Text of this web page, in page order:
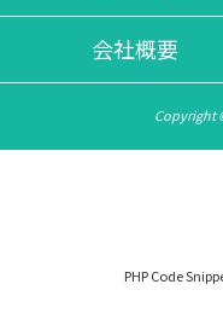
会社概要
Copyright
PHP Code